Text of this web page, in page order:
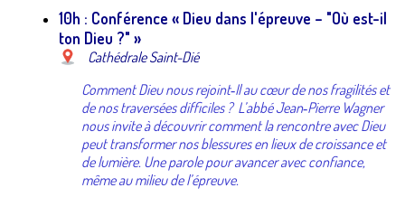
10h : Conférence « Dieu dans l'épreuve – "Où est-il
ton Dieu ?" »
Cathédrale Saint-Dié
Comment Dieu nous rejoint‑Il au cœur de nos fragilités et
de nos traversées difficiles ? L’abbé Jean‑Pierre Wagner
nous invite à découvrir comment la rencontre avec Dieu
peut transformer nos blessures en lieux de croissance et
de lumière. Une parole pour avancer avec confiance,
même au milieu de l’épreuve.